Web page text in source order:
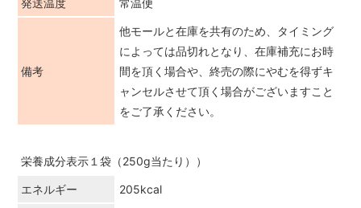
備考
他モールと在庫を共有のため、タイミング
によっては品切れとなり、在庫補充にお時
間を頂く場合や、終売の際にやむを得ずキ
ャンセルさせて頂く場合がございますこと
をご了承ください。
栄養成分表示１袋（250g当たり））
エネルギー 205kcal